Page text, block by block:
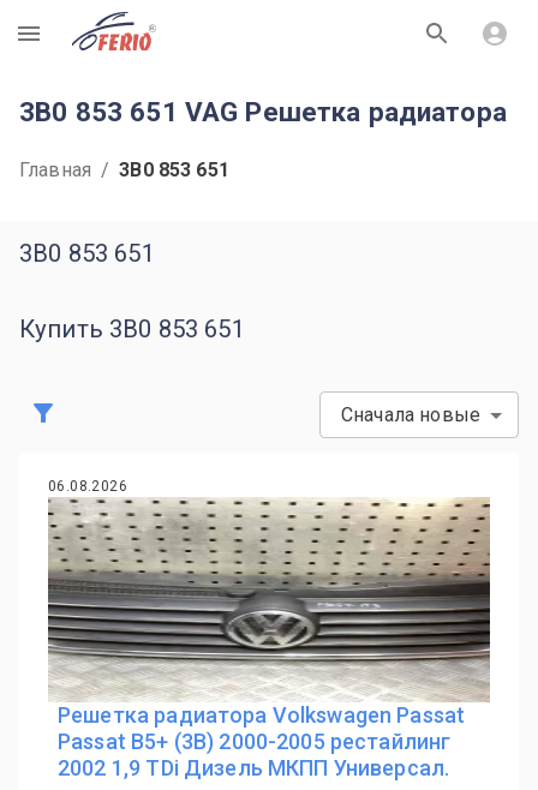
R
3B0 853 651 VAG Решетка радиатора
Главная / 3B0 853 651
3B0 853 651
Купить 3B0 853 651
Сначала новые
06.08.2026
Решетка радиатора Volkswagen Passat
Passat B5+ (3B) 2000-2005 рестайлинг
2002 1,9 TDi Дизель МКПП Универсал.